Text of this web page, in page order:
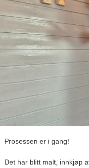
Prosessen er i gang!
Det har blitt malt, innkjøp